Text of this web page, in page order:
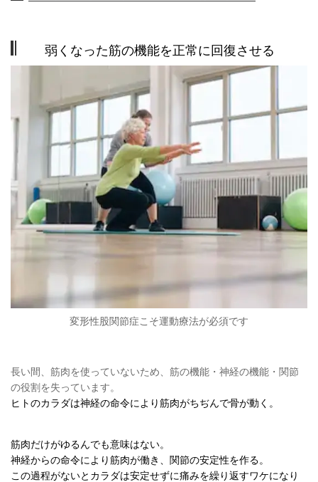
弱くなった筋の機能を正常に回復させる
変形性股関節症こそ運動療法が必須です
長い間、筋肉を使っていないため、筋の機能・神経の機能・関節
の役割を失っています。
ヒトのカラダは神経の命令により筋肉がちぢんで骨が動く。
筋肉だけがゆるんでも意味はない。
神経からの命令により筋肉が働き、関節の安定性を作る。
この過程がないとカラダは安定せずに痛みを繰り返すワケになり